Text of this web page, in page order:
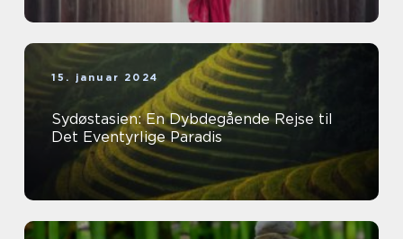
15. januar 2024
Sydøstasien: En Dybdegående Rejse til
Det Eventyrlige Paradis